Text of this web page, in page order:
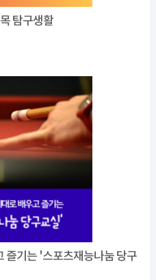
탐구생활
즐기는 '스포츠재능나눔 당구